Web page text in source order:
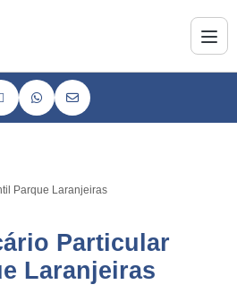
Parque Laranjeiras
Particular
Laranjeiras